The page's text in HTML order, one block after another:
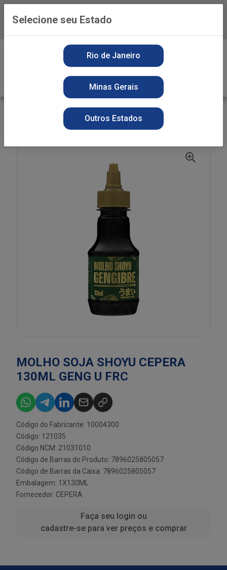
Baixe já o APP da Playvender
MOLHO
SECOS
MOLHO SOJA SHOYU CEPERA 130ML GENG U FRC
MOLHO SOJA SHOYU CEPERA
130ML GENG U FRC
Código do Fabricante: 10004300
Código: 121035
Código NCM: 21031010
Código de Barras do Produto: 7896025805057
Código de Barras da Caixa: 7896025805057
Embalagem: 1X130ML
Fornecedor: CEPERA
Faça seu login ou
cadastre-se para ver preços e comprar
Selecione seu Estado
Rio de Janeiro
Minas Gerais
Outros Estados